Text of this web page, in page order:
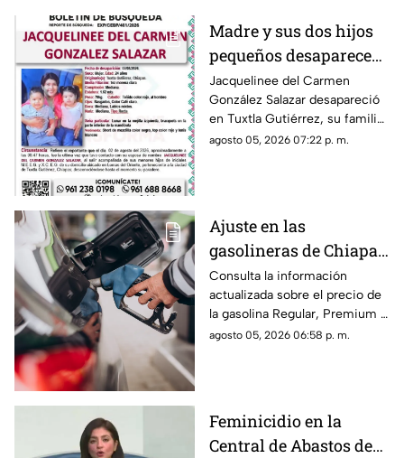
Madre y sus dos hijos
pequeños desaparecen
en Tuxtla Gutiérrez ¡Su
esposo levantó una
ficha de busqueda!
Jacquelinee del Carmen
González Salazar desapareció
en Tuxtla Gutiérrez, su familia
lo busca, por lo que han
agosto 05, 2026 07:22 p. m.
Ajuste en las
gasolineras de Chiapas:
Precio de la Magna,
Premium y Diésel este
jueves 6 de agosto
Consulta la información
actualizada sobre el precio de
la gasolina Regular, Premium y
Diésel en las estaciones de
agosto 05, 2026 06:58 p. m.
Feminicidio en la
Central de Abastos de